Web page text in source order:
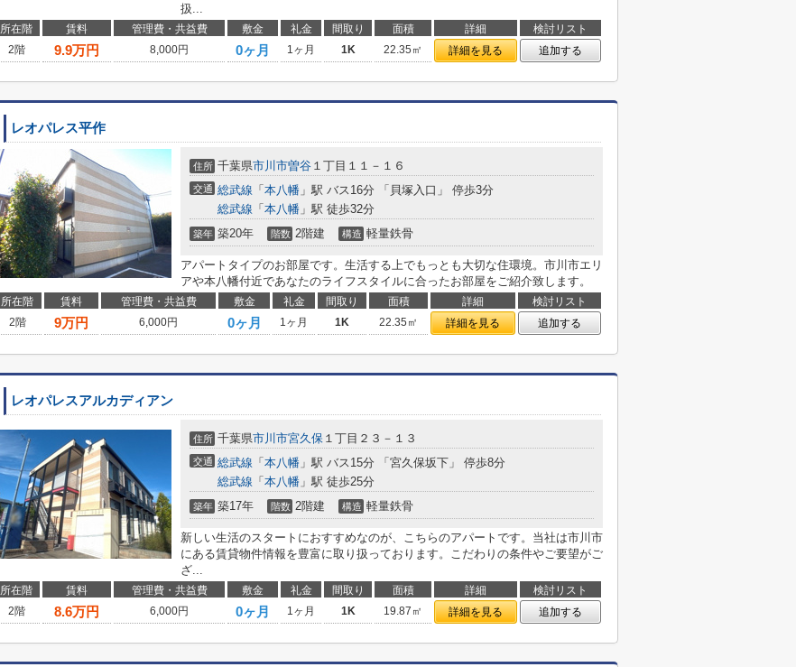
扱...
所在階 賃料 管理費・共益費 敷金 礼金 間取り 面積 詳細
検討リスト
2階
9.9万円 8,000円 0ヶ月 1ヶ月 1K 22.35㎡ 詳細を見る 追加する
レオパレス平作
住所 千葉県市川市曽谷 １丁目１１－１６
交通 総武線 「 本八幡 」駅 バス16分 「貝塚入口」 停歩3分
総武線 「 本八幡 」駅 徒歩32分
築年 築20年 階数 2階建 構造 軽量鉄骨
アパートタイプのお部屋です。生活する上でもっとも大切な住環境。市川市エリ
アや本八幡付近であなたのライフスタイルに合ったお部屋をご紹介致します。
所在階 賃料 管理費・共益費 敷金 礼金 間取り 面積 詳細
検討リスト
2階
9万円 6,000円 0ヶ月 1ヶ月 1K 22.35㎡ 詳細を見る 追加する
レオパレスアルカディアン
住所 千葉県市川市宮久保 １丁目２３－１３
交通 総武線 「 本八幡 」駅 バス15分 「宮久保坂下」 停歩8分
総武線 「 本八幡 」駅 徒歩25分
築年 築17年 階数 2階建 構造 軽量鉄骨
新しい生活のスタートにおすすめなのが、こちらのアパートです。当社は市川市
にある賃貸物件情報を豊富に取り扱っております。こだわりの条件やご要望がご
ざ...
所在階 賃料 管理費・共益費 敷金 礼金 間取り 面積 詳細
検討リスト
2階
8.6万円 6,000円 0ヶ月 1ヶ月 1K 19.87㎡ 詳細を見る 追加する